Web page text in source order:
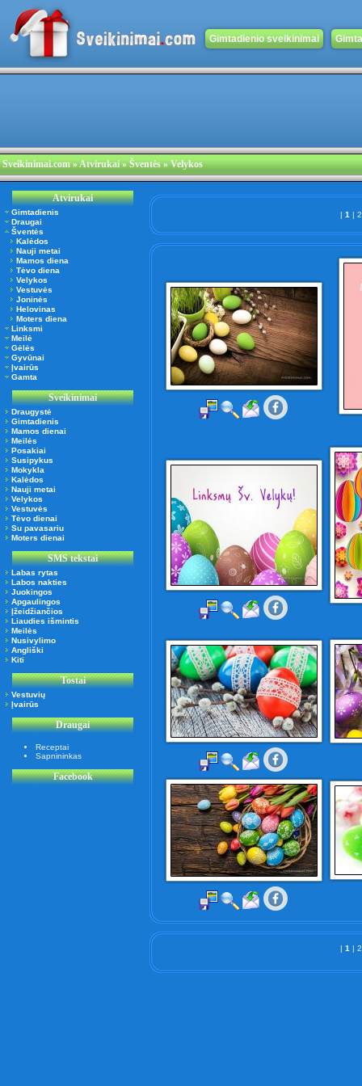
Gimtadienio sveikinimai
Sveikinimai.com»Atvirukai» Šventės » Velykos
Atvirukai
Gimtadienis
Draugai
Šventės
Kalėdos
Nauji metai
Mamos diena
Tėvo diena
Velykos
Vestuvės
Joninės
Helovinas
Moters diena
Linksmi
Meilė
Gėlės
Gyvūnai
Įvairūs
Gamta
Sveikinimai
Draugystė
Gimtadienis
Mamos dienai
Meilės
Posakiai
Susipykus
Mokykla
Kalėdos
Nauji metai
Velykos
Vestuvės
Tėvo dienai
Su pavasariu
Moters dienai
SMS tekstai
Labas rytas
Labos nakties
Juokingos
Apgaulingos
Įžeidžiančios
Liaudies išmintis
Meilės
Nusivylimo
Angliški
Kiti
Tostai
Vestuvių
Įvairūs
Draugai
Receptai
Sapnininkas
Facebook
| 1 |
| 1 |